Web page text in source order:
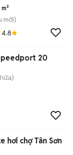
mới)
4.8
20
Cho thuê nhà hẻm xe hơi chợ Tân Sơn